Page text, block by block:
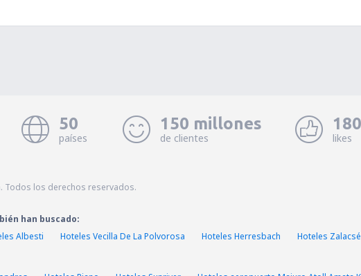
50
países
150 millones
de clientes likes
Todos los derechos reservados.
han buscado:
Albesti Hoteles Vecilla De La Polvorosa Hoteles Herresbach
Hoteles